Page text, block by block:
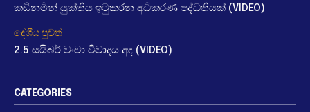
කඩිනමින් යුක්තිය ඉටුකරන අධිකරණ පද්ධතියක් (VIDEO)
දේශීය පුවත්
2.5 සයිබර් වංචා විවාදය අද (VIDEO)
CATEGORIES